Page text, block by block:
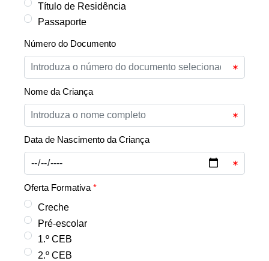
Título de Residência
Passaporte
Número do Documento
Nome da Criança
Data de Nascimento da Criança
Oferta Formativa *
Creche
Pré-escolar
1.º CEB
2.º CEB